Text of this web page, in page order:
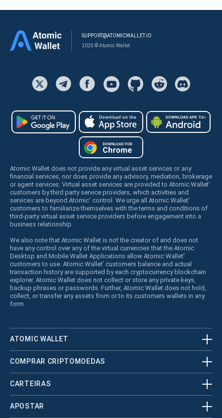
SUPPORT@ATOMICWALLET.IO
2025 © Atomic Wallet
Atomic Wallet does not provide any virtual asset services or any
financial services, nor does provide any advisory, mediation, brokerage
or agent services. Virtual asset services are provided to Atomic Wallet’
customers by third party service providers, which activities and
services are beyond Atomic’ control. We urge all Atomic Wallet’
customers to familiarize themselves with the terms and conditions of
third-party virtual asset service providers before engagement into a
business relationship.
We also note that Atomic Wallet is not the creator of and does not
have any control over any of the virtual currencies that the Atomic
Desktop and Mobile Wallet Applications allow Atomic Wallet’
customers to use. Atomic Wallet’ customers balance and actual
transaction history are supported by each cryptocurrency blockchain
explorer. Atomic Wallet does not collect or store any private keys,
backup phrases or passwords. Further, Atomic Wallet does not hold,
collect, or transfer any assets from or to its customers wallets in any
form.
ATOMIC WALLET
COMPRAR CRIPTOMOEDAS
CARTEIRAS
APOSTAR